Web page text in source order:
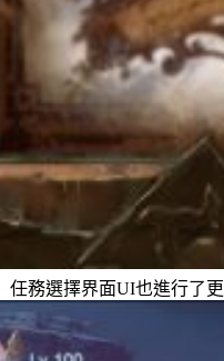
任務選擇界面UI也進行了